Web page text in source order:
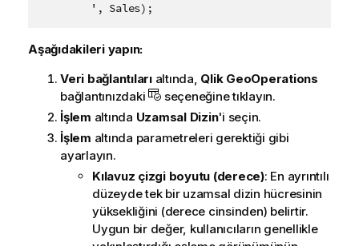
	', Sales);
Aşağıdakileri yapın:
Veri bağlantılarıaltında, Qlik GeoOperations
bağlantınızdaki
seçeneğine tıklayın.
İşlem altında Uzamsal Dizin'i seçin.
İşlem altında parametreleri gerektiği gibi
ayarlayın.
Kılavuz çizgi boyutu (derece): En ayrıntılı
düzeyde tek bir uzamsal dizin hücresinin
yüksekliğini (derece cinsinden) belirtir.
Uygun bir değer, kullanıcıların genellikle